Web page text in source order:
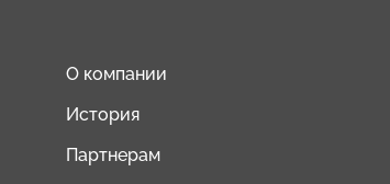
О компании
История
Партнерам